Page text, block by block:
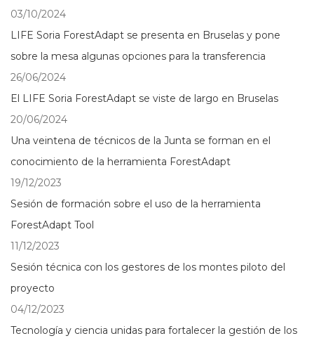
03/10/2024
LIFE Soria ForestAdapt se presenta en Bruselas y pone
sobre la mesa algunas opciones para la transferencia
26/06/2024
El LIFE Soria ForestAdapt se viste de largo en Bruselas
20/06/2024
Una veintena de técnicos de la Junta se forman en el
conocimiento de la herramienta ForestAdapt
19/12/2023
Sesión de formación sobre el uso de la herramienta
ForestAdapt Tool
11/12/2023
Sesión técnica con los gestores de los montes piloto del
proyecto
04/12/2023
Tecnología y ciencia unidas para fortalecer la gestión de los